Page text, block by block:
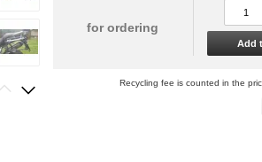
for ordering
Add
Recycling fee is counted in the